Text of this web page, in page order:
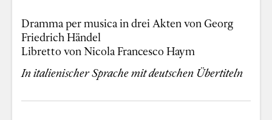
Dramma per musica in drei Akten von Georg
Friedrich Händel
Libretto von Nicola Francesco Haym
In italienischer Sprache mit deutschen Übertiteln